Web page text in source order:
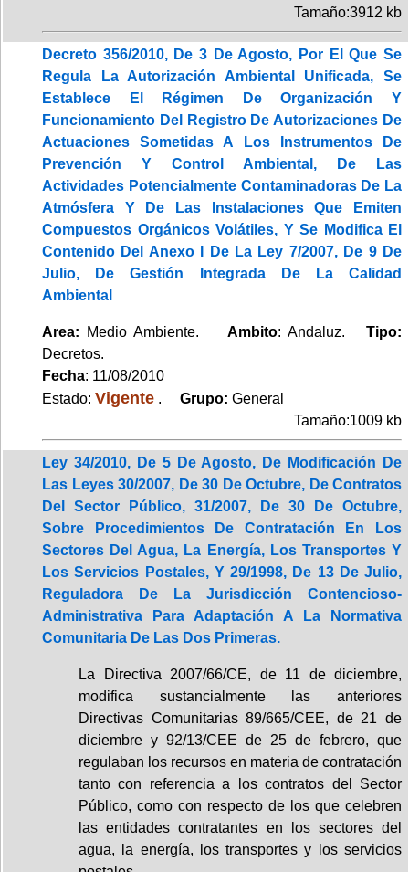
Tamaño:3912 kb
Decreto 356/2010, De 3 De Agosto, Por El Que Se
Regula La Autorización Ambiental Unificada, Se
Establece El Régimen De Organización Y
Funcionamiento Del Registro De Autorizaciones De
Actuaciones Sometidas A Los Instrumentos De
Prevención Y Control Ambiental, De Las
Actividades Potencialmente Contaminadoras De La
Atmósfera Y De Las Instalaciones Que Emiten
Compuestos Orgánicos Volátiles, Y Se Modifica El
Contenido Del Anexo I De La Ley 7/2007, De 9 De
Julio, De Gestión Integrada De La Calidad
Ambiental
Area: Medio Ambiente. Ambito: Andaluz.Tipo:
Decretos.
Fecha: 11/08/2010
Estado: Vigente . Grupo: General
Tamaño:1009 kb
Ley 34/2010, De 5 De Agosto, De Modificación De
Las Leyes 30/2007, De 30 De Octubre, De Contratos
Del Sector Público, 31/2007, De 30 De Octubre,
Sobre Procedimientos De Contratación En Los
Sectores Del Agua, La Energía, Los Transportes Y
Los Servicios Postales, Y 29/1998, De 13 De Julio,
Reguladora De La Jurisdicción Contencioso-
Administrativa Para Adaptación A La Normativa
Comunitaria De Las Dos Primeras.
La Directiva 2007/66/CE, de 11 de diciembre,
modifica sustancialmente las anteriores
Directivas Comunitarias 89/665/CEE, de 21 de
diciembre y 92/13/CEE de 25 de febrero, que
regulaban los recursos en materia de contratación
tanto con referencia a los contratos del Sector
Público, como con respecto de los que celebren
las entidades contratantes en los sectores del
agua, la energía, los transportes y los servicios